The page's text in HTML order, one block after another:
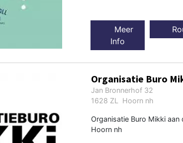
Meer
Info
Organisatie Buro
Jan Bronnerhof 32
1628 ZL Hoorn nh
Organisatie Buro Mikki aan
Hoorn nh